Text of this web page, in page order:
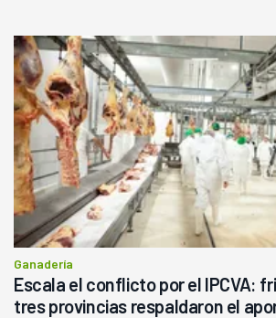
Ganadería
Escala el conflicto por el IPCVA:
tres provincias respaldaron el